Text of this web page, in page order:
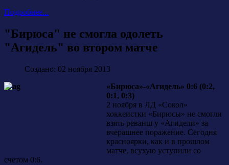
Подробнее...
"Бирюса" не смогла одолеть
"Агидель" во втором матче
Создано: 02 ноября 2013
«Бирюса»-«Агидель» 0:6 (0:2,
0:1, 0:3)
2 ноября в ЛД «Сокол»
хоккеистки «Бирюсы» не смогли
взять реванш у «Агидели» за
вчерашнее поражение. Сегодня
красноярки, как и в прошлом
матче, всухую уступили со
счетом 0:6.